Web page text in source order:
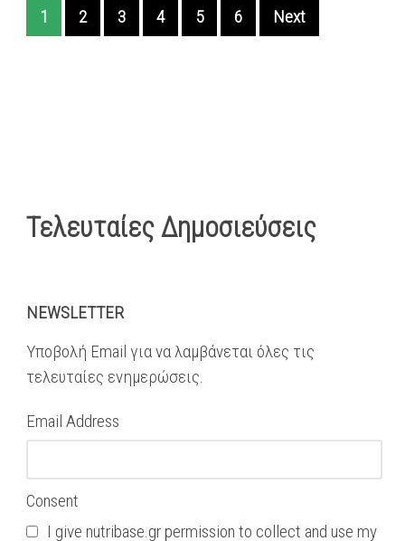
1 2 3 4 5 6 Next
Τελευταίες Δημοσιεύσεις
NEWSLETTER
Υποβολή Email για να λαμβάνεται όλες τις
τελευταίες ενημερώσεις.
Email Address
Consent
I give nutribase.gr permission to collect and use my